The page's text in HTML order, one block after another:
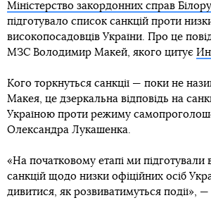
Міністерство закордонних справ
підготувало список санкцій проти
високопосадовців України. Про це
МЗС Володимир Макей, якого цитує
Кого торкнуться санкції — поки не
Макея, це дзеркальна відповідь на
Україною проти режиму
Олександра Лукашенка.
«На початковому етапі ми підготували
санкцій щодо низки офіційних осіб
дивитися, як розвиватимуться події», —